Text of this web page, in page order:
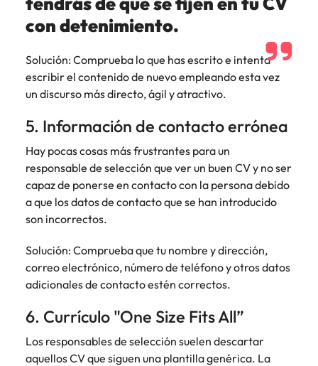
con detenimiento.
Solución: Comprueba lo que has escrito e intenta
escribir el contenido de nuevo empleando esta vez
un discurso más directo, ágil y atractivo.
5. Información de contacto errónea
Hay pocas cosas más frustrantes para un
responsable de selección que ver un buen CV y no ser
capaz de ponerse en contacto con la persona debido
a que los datos de contacto que se han introducido
son incorrectos.
Solución: Comprueba que tu nombre y dirección,
correo electrónico, número de teléfono y otros datos
adicionales de contacto estén correctos.
6. Currículo "One Size Fits All”
Los responsables de selección suelen descartar
aquellos CV que siguen una plantilla genérica. La